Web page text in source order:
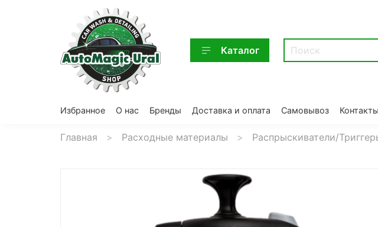
Каталог
Избранное О нас Бренды Доставка и оплата Самовывоз Контакты
Главная Расходные материалы Распрыскиватели/